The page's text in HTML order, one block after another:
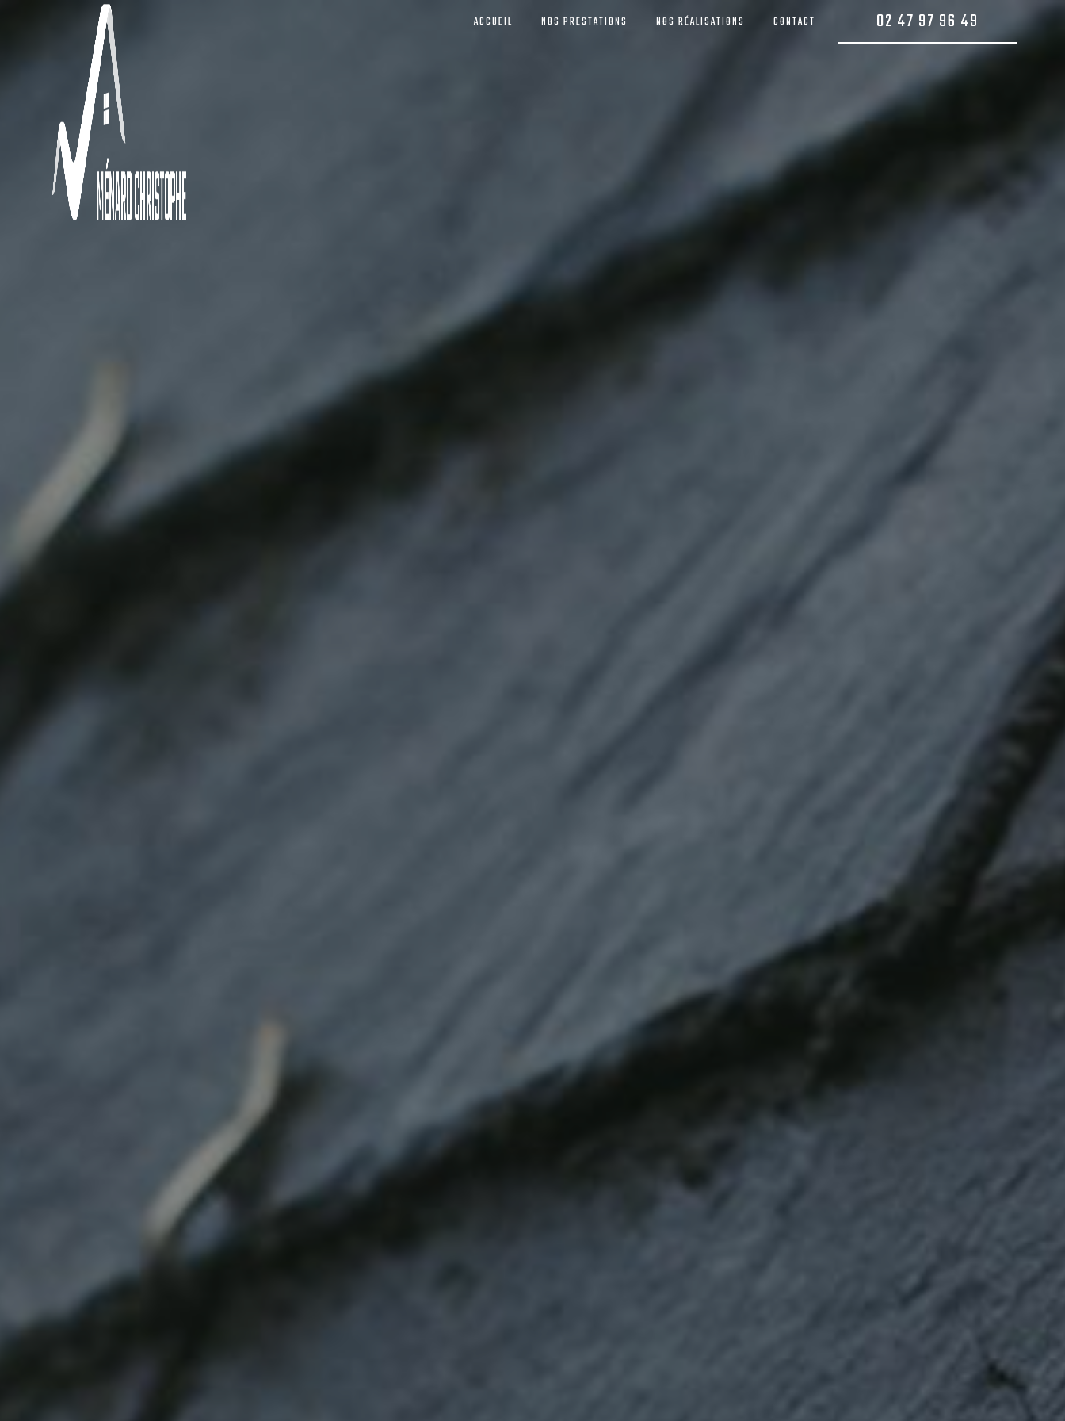
ACCUEIL NOS PRESTATIONS NOS RÉALISATIONS CONTACT 02 47 97 96 49
Panneau de gestion des cookies